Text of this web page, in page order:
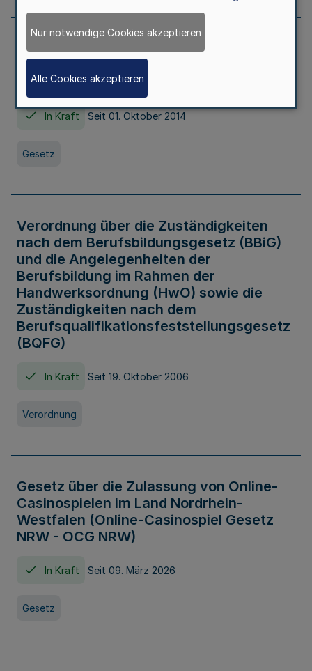
Gesetz über die Hochschulen des Landes
Nordrhein-Westfalen (Hochschulgesetz -
HG)
In Kraft Seit 01. Oktober 2014
Gesetz
Verordnung über die Zuständigkeiten
nach dem Berufsbildungsgesetz (BBiG)
und die Angelegenheiten der
Berufsbildung im Rahmen der
Handwerksordnung (HwO) sowie die
Zuständigkeiten nach dem
Berufsqualifikationsfeststellungsgesetz
(BQFG)
In Kraft Seit 19. Oktober 2006
Verordnung
Gesetz über die Zulassung von Online-
Casinospielen im Land Nordrhein-
Westfalen (Online-Casinospiel Gesetz
NRW - OCG NRW)
In Kraft Seit 09. März 2026
Gesetz
Nur notwendige Cookies akzeptieren
Alle Cookies akzeptieren